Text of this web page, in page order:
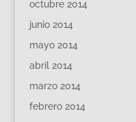
octubre 2014
junio 2014
mayo 2014
abril 2014
marzo 2014
febrero 2014